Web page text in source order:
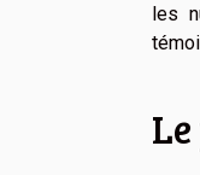
les